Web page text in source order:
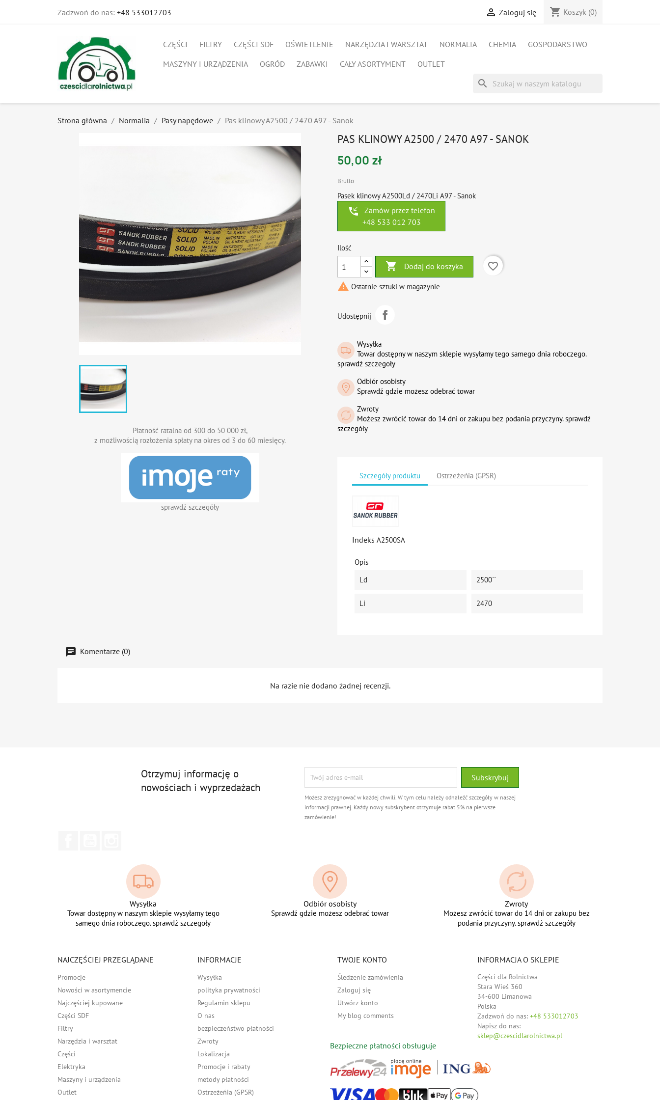
Zadzwoń do nas: +48 533012703  Zaloguj się shopping_cart Koszyk (0)
CZĘŚCI FILTRY CZĘŚCI SDF OŚWIETLENIE NARZĘDZIA I WARSZTAT NORMALIA CHEMIA
GOSPODARSTWO
MASZYNY I URZĄDZENIA
OGRÓD ZABAWKI CAŁY ASORTYMENT OUTLET
search
Strona główna Normalia Pasy napędowe Pas klinowy A2500 / 2470 A97 - Sanok
Płatność ratalna od 300 do 50 000 zł,
z możliwością rozłożenia spłaty na okres od 3 do 60 miesięcy.
sprawdź szczegóły
PAS KLINOWY A2500 / 2470 A97 - SANOK
50,00 zł
Brutto
Pasek klinowy A2500Ld / 2470Li A97 - Sanok
phone_callback
Zamów przez telefon
+48 533 012 703
Ilość
 Dodaj do koszyka
favorite_border
 Ostatnie sztuki w magazynie
Udostępnij
Wysyłka
Towar dostępny w naszym sklepie wysyłamy tego samego dnia roboczego.
sprawdź szczegoły
Odbiór osobisty
Sprawdź gdzie możesz odebrać towar
Zwroty
Możesz zwrócić towar do 14 dni or zakupu bez podania przyczyny. sprawdź
szczegóły
Szczegóły produktu Ostrzeżeńia (GPSR)
Indeks A2500SA
Opis
Ld
2500``
Li 2470
Komentarze (0)
Na razie nie dodano żadnej recenzji.
Otrzymuj informację o
nowościach i wyprzedażach
Możesz zrezygnować w każdej chwili. W tym celu należy odnaleźć szczegóły w naszej
informacji prawnej. Każdy nowy subskrybent otrzymuje rabat 5% na pierwsze
zamówienie!
Wysyłka
Towar dostępny w naszym sklepie wysyłamy tego
samego dnia roboczego. sprawdź szczegoły
Odbiór osobisty
Sprawdź gdzie możesz odebrać towar
Zwroty
Możesz zwrócić towar do 14 dni or zakupu bez
podania przyczyny. sprawdź szczegóły
NAJCZĘŚCIEJ PRZEGLĄDANE
Promocje
Nowości w asortymencie
Najczęściej kupowane
Części SDF
Filtry
Narzędzia i warsztat
Części
Elektryka
Maszyny i urządzenia
Outlet
INFORMACJE
Wysyłka
polityka prywatności
Regulamin sklepu
O nas
bezpieczeństwo płatności
Zwroty
Lokalizacja
Promocje i rabaty
metody płatności
Ostrzeżeńia (GPSR)
TWOJE KONTO
Śledzenie zamówienia
Zaloguj się
Utwórz konto
My blog comments
INFORMACJA O SKLEPIE
Części dla Rolnictwa
Stara Wieś 360
34-600 Limanowa
Polska
Zadzwoń do nas: +48 533012703
Napisz do nas:
sklep@czescidlarolnictwa.pl
Bezpieczne płatności obsługuje